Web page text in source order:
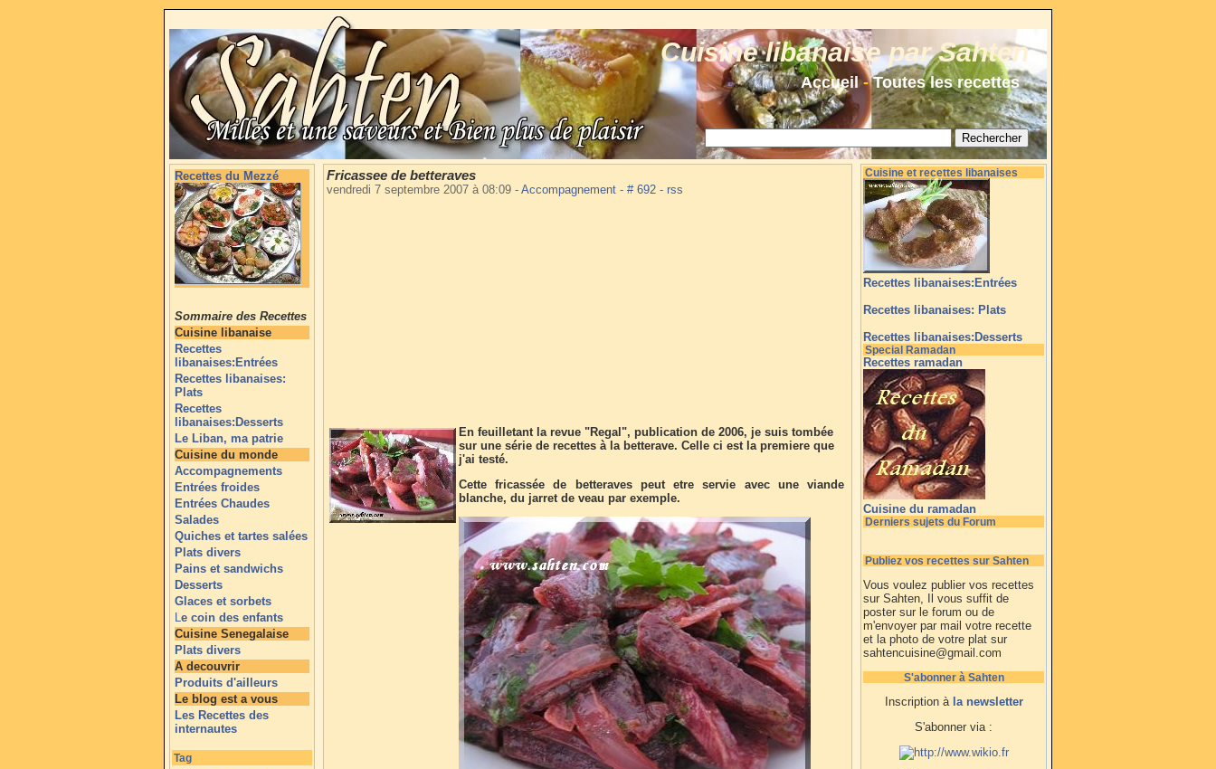
Cuisine libanaise par Sahten
Accueil-Toutes les recettes
Recettes du Mezzé
Sommaire des Recettes
Cuisine libanaise
Recettes
libanaises:Entrées
Recettes libanaises:
Plats
Recettes
libanaises:Desserts
Le Liban, ma patrie
Cuisine du monde
Accompagnements
Entrées froides
Entrées Chaudes
Salades
Quiches et tartes salées
Plats divers
Pains et sandwichs
Desserts
Glaces et sorbets
Le coin des enfants
Cuisine Senegalaise
Plats divers
A decouvrir
Produits d'ailleurs
Le blog est a vous
Les Recettes des
internautes
Tag
Fricassee de betteraves
vendredi 7 septembre 2007 à 08:09 - Accompagnement - # 692 - rss
En feuilletant la revue "Regal", publication de 2006, je suis tombée
sur une série de recettes à la betterave. Celle ci est la premiere que
j'ai testé.
Cette fricassée de betteraves peut etre servie avec une viande
blanche, du jarret de veau par exemple.
Cuisine et recettes libanaises
Recettes libanaises:Entrées
Recettes libanaises: Plats
Recettes libanaises:Desserts
Special Ramadan
Recettes ramadan
Cuisine du ramadan
Derniers sujets du Forum
Publiez vos recettes sur Sahten
Vous voulez publier vos recettes
sur Sahten, Il vous suffit de
poster sur le forum ou de
m'envoyer par mail votre recette
et la photo de votre plat sur
sahtencuisine@gmail.com
S'abonner à Sahten
Inscription à la newsletter
S'abonner via :